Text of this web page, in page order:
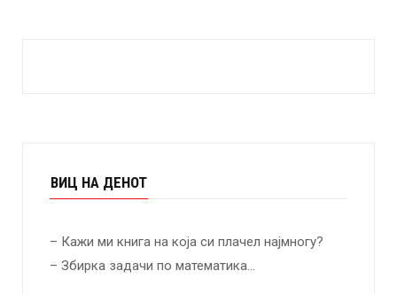
ВИЦ НА ДЕНОТ
– Кажи ми книга на која си плачел најмногу?
– Збирка задачи по математика…